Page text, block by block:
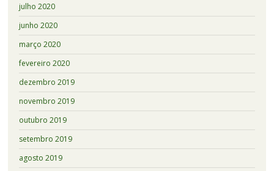
julho 2020
junho 2020
março 2020
fevereiro 2020
dezembro 2019
novembro 2019
outubro 2019
setembro 2019
agosto 2019